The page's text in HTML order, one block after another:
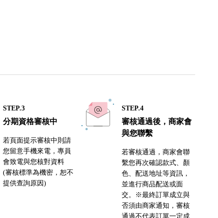
STEP.3
分期資格審核中
若頁面提示審核中則請
您留意手機來電，專員
會致電與您核對資料
(審核標準為機密，恕不
提供查詢原因)
STEP.4
審核通過後，商家會
與您聯繫
若審核通過，商家會聯
繫您再次確認款式、顏
色、配送地址等資訊，
並進行商品配送或面
交。※最終訂單成立與
否須由商家通知，審核
通過不代表訂單一定成